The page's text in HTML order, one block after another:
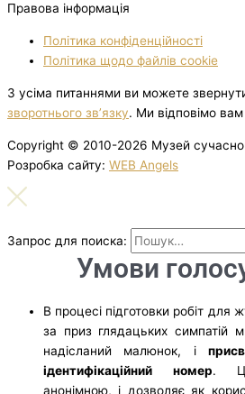
Правова інформація
Політика конфіденційності
Політика щодо файлів cookie
З усіма питаннями ви можете
зворотнього зв’язку. Ми відповімо
Copyright © 2010-2026 Музей
Розробка сайту: WEB Angels
Запрос для поиска:
Умови
В процесі підготовки робіт для
за приз глядацьких симпатій
надісланий малюнок, і
ідентифікаційний номер.
анонімною, і дозволяє як